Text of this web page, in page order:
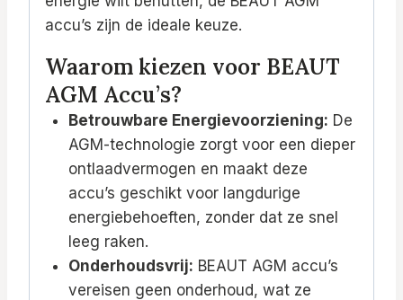
accu’s zijn de ideale keuze.
Waarom kiezen voor BEAUT
AGM Accu’s?
Betrouwbare Energievoorziening: De
AGM-technologie zorgt voor een dieper
ontlaadvermogen en maakt deze
accu’s geschikt voor langdurige
energiebehoeften, zonder dat ze snel
leeg raken.
Onderhoudsvrij: BEAUT AGM accu’s
vereisen geen onderhoud, wat ze